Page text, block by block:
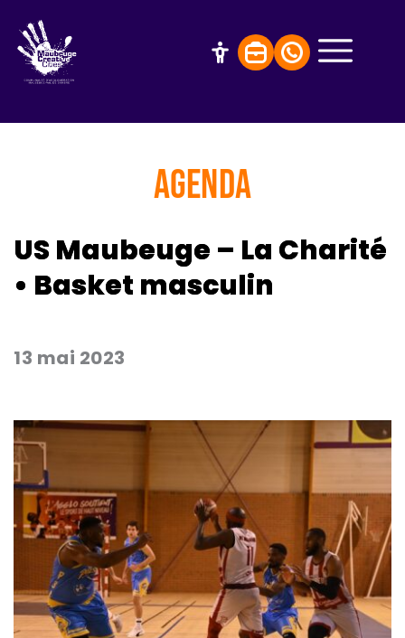
AGENDA
US Maubeuge – La Charité
• Basket masculin
13 mai 2023